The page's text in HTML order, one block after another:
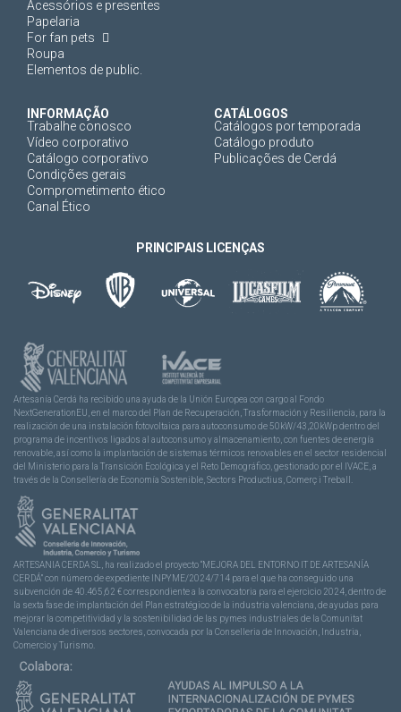
Acessórios e presentes
Papelaria
For fan pets
Roupa
Elementos de public.
INFORMAÇÃO
Trabalhe conosco
Vídeo corporativo
Catálogo corporativo
Condições gerais
Comprometimento ético
Canal Ético
CATÁLOGOS
Catálogos por temporada
Catálogo produto
Publicações de Cerdá
PRINCIPAIS LICENÇAS
Artesanía Cerdá ha recibido una ayuda de la Unión Europea con cargo al Fondo
NextGenerationEU, en el marco del Plan de Recuperación, Trasformación y Resiliencia, para la
realización de una instalación fotovoltaica para autoconsumo de 50kW/43,20kWp dentro del
programa de incentivos ligados al autoconsumo y almacenamiento, con fuentes de energía
renovable, así como la implantación de sistemas térmicos renovables en el sector residencial
del Ministerio para la Transición Ecológica y el Reto Demográfico, gestionado por el IVACE, a
través de la Consellería de Economía Sostenible, Sectors Productius, Comerç i Treball.
ARTESANIA CERDA SL, ha realizado el proyecto “MEJORA DEL ENTORNO IT DE ARTESANÍA
CERDÁ” con número de expediente INPYME/2024/714 para el que ha conseguido una
subvención de 40.465,62 € correspondiente a la convocatoria para el ejercicio 2024, dentro de
la sexta fase de implantación del Plan estratégico de la industria valenciana, de ayudas para
mejorar la competitividad y la sostenibilidad de las pymes industriales de la Comunitat
Valenciana de diversos sectores, convocada por la Conselleria de Innovación, Industria,
Comercio y Turismo.